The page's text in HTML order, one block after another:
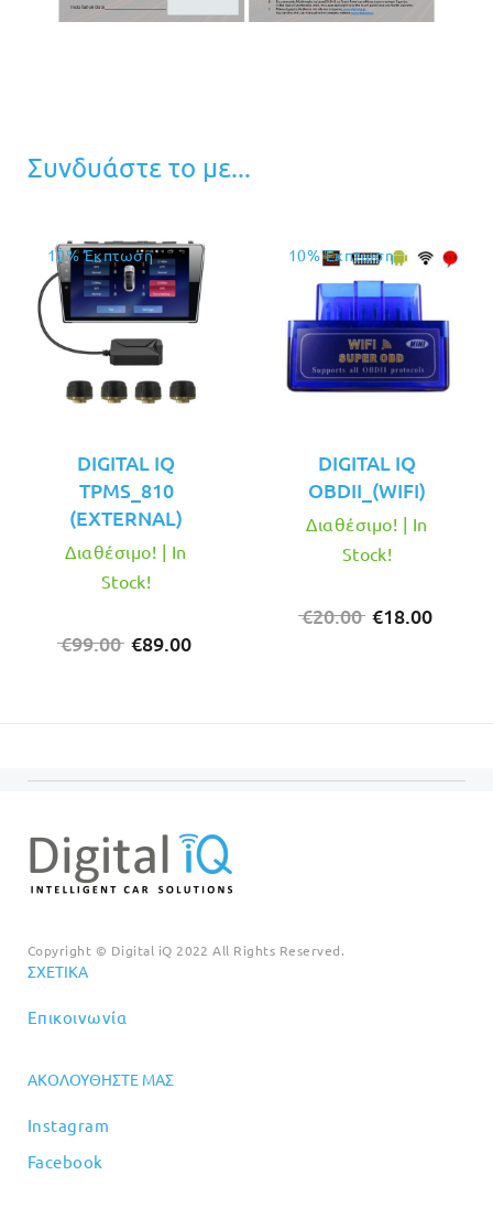
Συνδυάστε το με...
10% Έκπτωση
DIGITAL IQ
TPMS_810
(EXTERNAL)
€99.00 Original
€89.00
Διαθέσιμο! | In
Stock!
10% Έκπτωση
DIGITAL IQ
OBDII_(WIFI)
€20.00 Original
€18.00
Διαθέσιμο! | In
Stock!
Copyright © Digital iQ 2022 All Rights Reserved.
ΣΧΕΤΙΚΆ
Επικοινωνία
ΑΚΟΛΟΥΘΉΣΤΕ ΜΑΣ
Instagram
Facebook